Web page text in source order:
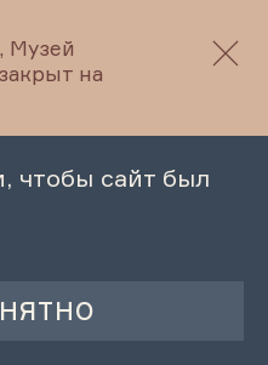
война
С. Разина»
Толстой -
Музей
на
чтобы сайт был